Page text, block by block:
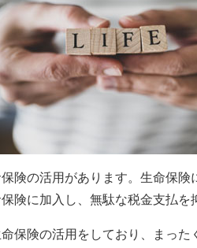
険の活用があります。生命保
険に加入し、無駄な税金支払を
保険の活用をしており、まった